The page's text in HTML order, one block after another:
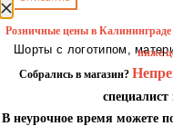
Шорты с логотипом,
Розничные цены в Калининграде
ниже
Собрались в магазин?
В неурочное время можете